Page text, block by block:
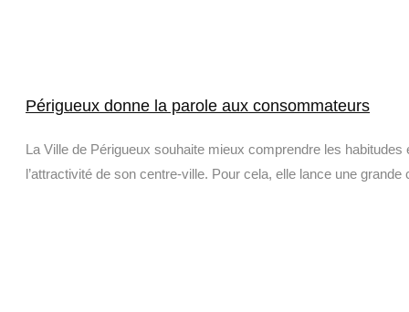
Périgueux donne la parole aux consommateurs
La Ville de Périgueux souhaite mieux comprendre les
l’attractivité de son centre-ville. Pour cela, elle lance une